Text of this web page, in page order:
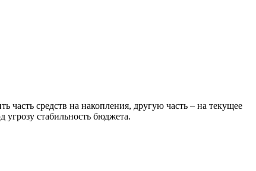
средств на накопления, другую часть – на текущее
стабильность бюджета.